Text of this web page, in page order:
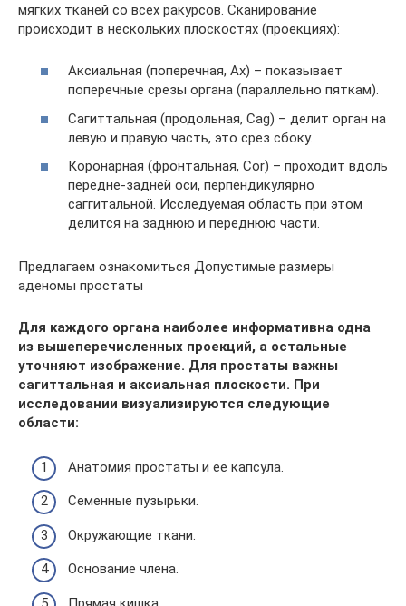
мягких тканей со всех ракурсов. Сканирование
происходит в нескольких плоскостях (проекциях):
Аксиальная (поперечная, Ax) – показывает
поперечные срезы органа (параллельно пяткам).
Сагиттальная (продольная, Cag) – делит орган на
левую и правую часть, это срез сбоку.
Коронарная (фронтальная, Cor) – проходит вдоль
передне-задней оси, перпендикулярно
саггитальной. Исследуемая область при этом
делится на заднюю и переднюю части.
Предлагаем ознакомиться Допустимые размеры
аденомы простаты
Для каждого органа наиболее информативна одна
из вышеперечисленных проекций, а остальные
уточняют изображение. Для простаты важны
сагиттальная и аксиальная плоскости. При
исследовании визуализируются следующие
области:
Анатомия простаты и ее капсула.
Семенные пузырьки.
Окружающие ткани.
Основание члена.